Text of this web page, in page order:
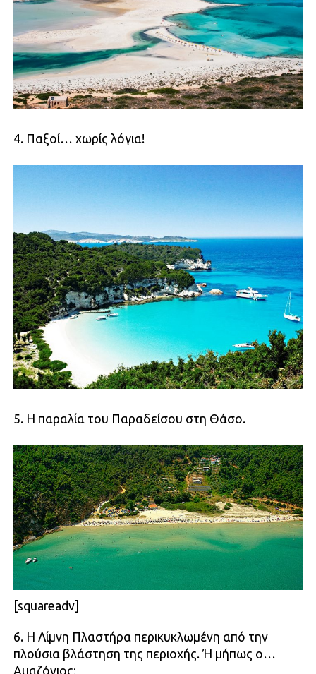
4. Παξοί… χωρίς λόγια!
5. Η παραλία του Παραδείσου στη Θάσο.
[squareadv]
6. Η Λίμνη Πλαστήρα περικυκλωμένη από την
πλούσια βλάστηση της περιοχής. Ή μήπως ο…
Αμαζόνιος;